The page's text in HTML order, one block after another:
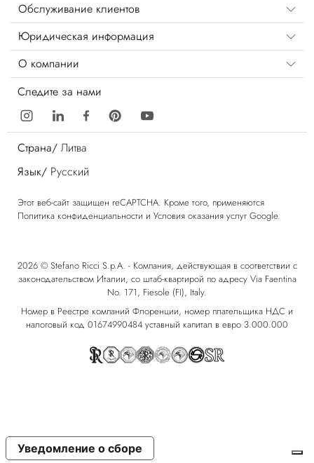
Обслуживание клиентов
Юридическая информация
О компании
Следите за нами
Страна/ Литва
Язык/ Русский
Этот веб-сайт защищен reCAPTCHA. Кроме того, применяются
Политика конфиденциальности и Условия оказания услуг Google.
2026 © Stefano Ricci S.p.A. - Компания, действующая в соответствии с
законодательством Италии, со штаб-квартирой по адресу Via Faentina
No. 171, Fiesole (FI), Italy.
Номер в Реестре компаний Флоренции, номер плательщика НДС и
налоговый код 01674990484 уставный капитал в евро 3.000.000
Уведомление о сборе